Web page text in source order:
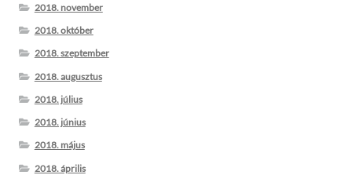
2018. november
2018. október
2018. szeptember
2018. augusztus
2018. július
2018. június
2018. május
2018. április